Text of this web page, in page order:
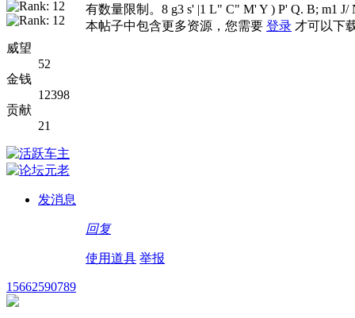
威望
52
金钱
12398
贡献
21
发消息
有数量限制。8 g3 s' |1 L" C" M' Y ) P' Q. B; m1
本帖子中包含更多资源，您需要 登录 才可以下
回复
使用道具 举报
15662590789